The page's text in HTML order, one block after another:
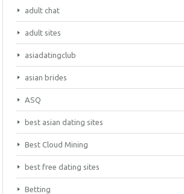
adult chat
adult sites
asiadatingclub
asian brides
ASQ
best asian dating sites
Best Cloud Mining
best free dating sites
Betting